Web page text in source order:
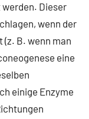
Dieser
wenn der
B. wenn man
eine
einige Enzyme